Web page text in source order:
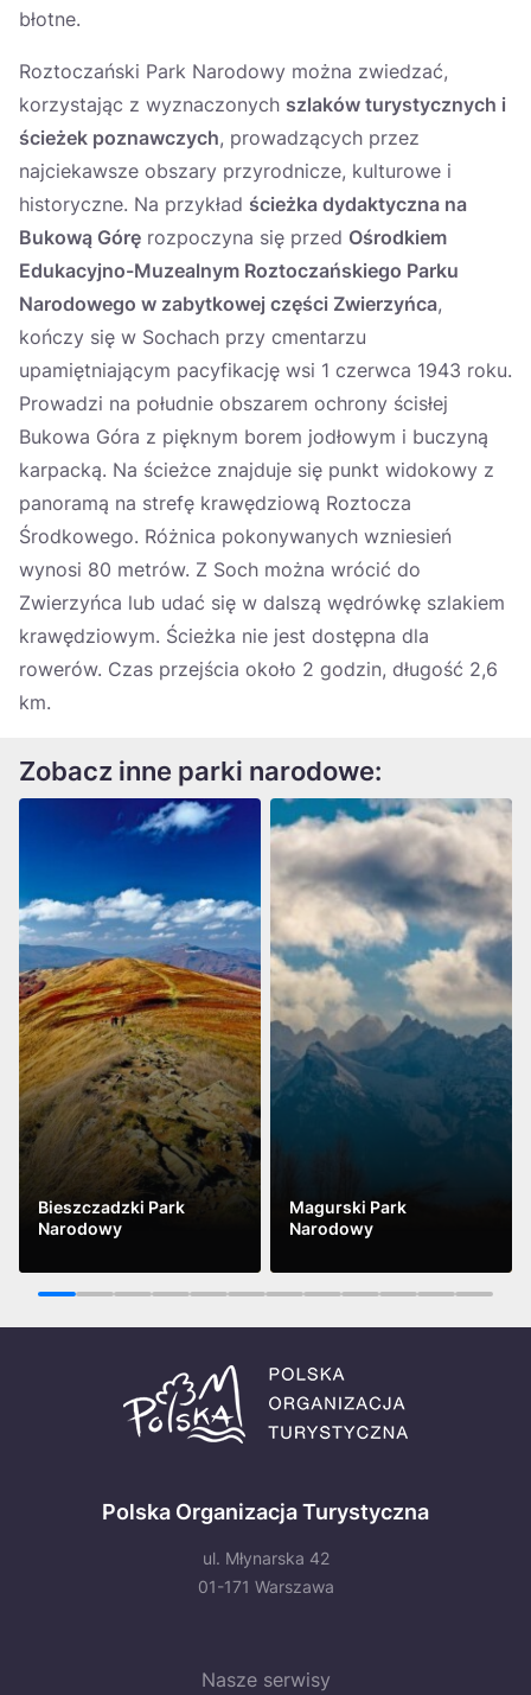
błotne.
Roztoczański Park Narodowy można zwiedzać,
korzystając z wyznaczonych szlaków turystycznych i
ścieżek poznawczych, prowadzących przez
najciekawsze obszary przyrodnicze, kulturowe i
historyczne. Na przykład ścieżka dydaktyczna na
Bukową Górę rozpoczyna się przed Ośrodkiem
Edukacyjno-Muzealnym Roztoczańskiego Parku
Narodowego w zabytkowej części Zwierzyńca,
kończy się w Sochach przy cmentarzu
upamiętniającym pacyfikację wsi 1 czerwca 1943 roku.
Prowadzi na południe obszarem ochrony ścisłej
Bukowa Góra z pięknym borem jodłowym i buczyną
karpacką. Na ścieżce znajduje się punkt widokowy z
panoramą na strefę krawędziową Roztocza
Środkowego. Różnica pokonywanych wzniesień
wynosi 80 metrów. Z Soch można wrócić do
Zwierzyńca lub udać się w dalszą wędrówkę szlakiem
krawędziowym. Ścieżka nie jest dostępna dla
rowerów. Czas przejścia około 2 godzin, długość 2,6
km.
Zobacz inne parki narodowe:
Bieszczadzki Park
Narodowy
Zobacz
Magurski Park
Narodowy
Zobacz
1 2 3 4 5 6 7 8 9 10 11 12
Polska Organizacja Turystyczna
ul. Młynarska 42
01-171 Warszawa
Nasze serwisy